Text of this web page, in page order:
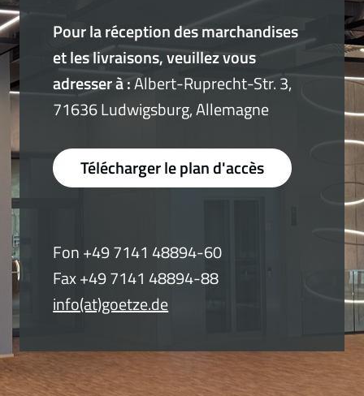
Pour la réception des marchandises
et les livraisons, veuillez vous
adresser à :Albert-Ruprecht-Str. 3,
71636 Ludwigsburg, Allemagne
Télécharger le plan d'accès
Fon +49 7141 48894-60
Fax +49 7141 48894-88
info(at)goetze.de